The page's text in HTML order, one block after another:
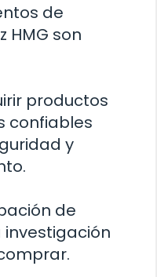
de
HMG son
productos
confiables
y
de
investigación